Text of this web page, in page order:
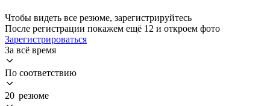
Чтобы видеть все резюме, зарегистрируйтесь
После регистрации покажем ещё 12 и откроем фото
Зарегистрироваться
За всё время
По соответствию
20 резюме